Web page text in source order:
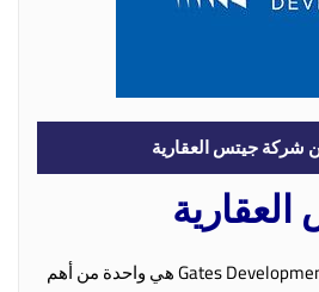
شركة جيتس العقارية
هي واحدة من أهم